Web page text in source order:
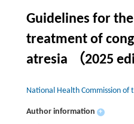
Guidelines for
treatment of
atresia （2025
National Health Commission of
Author information +